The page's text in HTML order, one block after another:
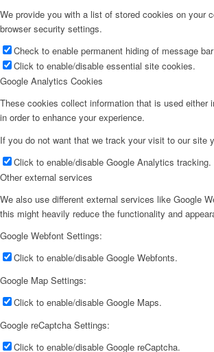
We provide you with a list of stored cookies on your
browser security settings.
Check to enable permanent hiding of message
Click to enable/disable essential site cookies.
Google Analytics Cookies
These cookies collect information that is used either
in order to enhance your experience.
If you do not want that we track your visit to our site
Click to enable/disable Google Analytics tracking.
Other external services
We also use different external services like Google
this might heavily reduce the functionality and
Google Webfont Settings:
Click to enable/disable Google Webfonts.
Google Map Settings:
Click to enable/disable Google Maps.
Google reCaptcha Settings:
Click to enable/disable Google reCaptcha.